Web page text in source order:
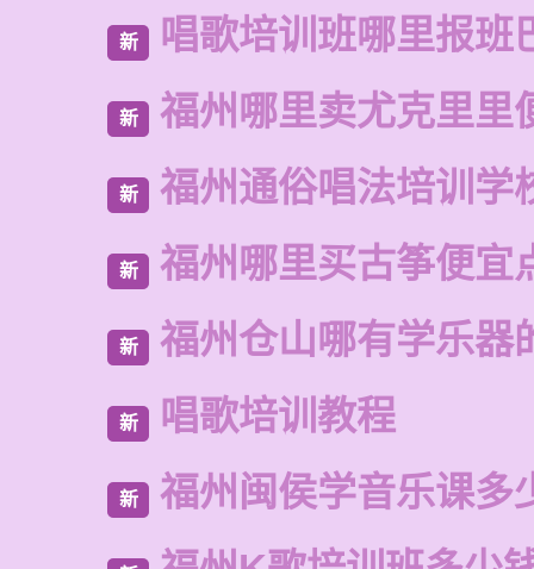
新 唱歌培训班哪里报班
新 福州哪里卖尤克里里
新 福州通俗唱法培训学
新 福州哪里买古筝便宜
新 福州仓山哪有学乐器
新 唱歌培训教程
新 福州闽侯学音乐课多